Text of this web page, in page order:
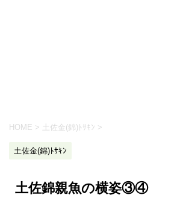
HOME > 土佐金(錦)ﾄｻｷﾝ >
土佐金(錦)ﾄｻｷﾝ
土佐錦親魚の横姿③④